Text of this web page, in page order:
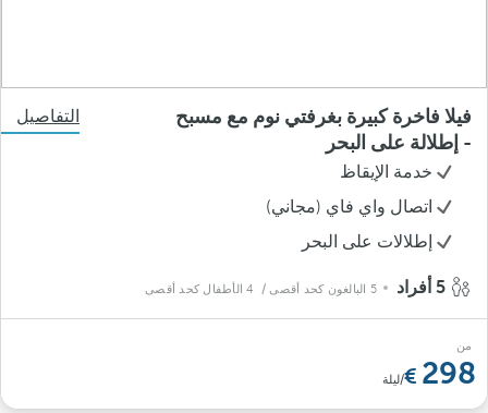
فيلا فاخرة كبيرة بغرفتي نوم مع مسبح
- إطلالة على البحر
التفاصيل
خدمة الإيقاظ
اتصال واي فاي (مجاني)
إطلالات على البحر
5 البالغون كحد أقصى / 4 الأطفال كحد أقصى
من
298 /ليلة